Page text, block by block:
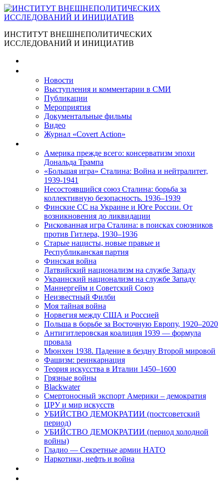
ИНСТИТУТ ВНЕШНЕПОЛИТИЧЕСКИХ
ИССЛЕДОВАНИЙ И ИНИЦИАТИВ
Новости
Выступления и коммента­рии в СМИ
Публикации
Мероприятия
Документальные фильмы
Видео
Журнал «Covert Action»
Америка прежде всего: консерватизм эпохи
Дональда Трампа
«Большая игра» Сталина: Война и нейтралитет,
1939-1941
Несостоявшийся союз Сталина: борьба за
коллективную безопасность. 1936–1939
Финские СС на Украине и Юге России. От
возникновения до ликвидации
Рискованная игра Сталина: в поисках союзников
против Гитлера, 1930–1936
Старые нацисты, новые правые и
Республиканская партия
Финская война
Латвийский национализм на службе Западу
Украинский национализм на службе Западу
Маннергейм и Советский Союз
Неизвестный Филби
Моя тайная война
Норвегия между США и Россией
Польша в борьбе за Восточную Европу, 1920–2020
Антигитлеровская коалиция 1939 — формула
провала
Мюнхен 1938. Падение в бездну Второй мировой
Фашизм: реинкарнация
Теория искусства в Италии 1450–1600
Грязные войны
Blackwater
Смертоносный экспорт Америки – демократия
ЦРУ и мир искусств
УБИЙСТВО ДЕМОКРАТИИ (постсоветский
период)
УБИЙСТВО ДЕМОКРАТИИ (период холодной
войны)
Гладио — Секретные армии НАТО
Наркотики, нефть и война